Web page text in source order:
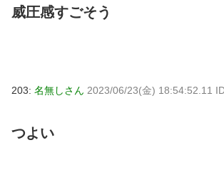
威圧感すごそう
203: 名無しさん 2023/06/23(金) 18:54:52.11
つよい